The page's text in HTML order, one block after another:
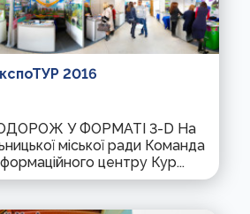
2016
У ФОРМАТІ 3-D На
міської ради Команда
центру Кур...